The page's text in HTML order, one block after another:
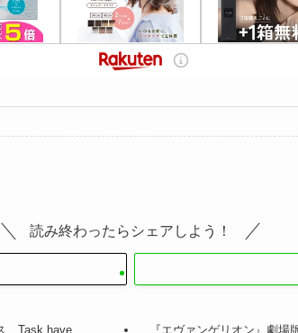
読み終わったらシェアしよう！
、Task have
『エヴァンゲリオン』劇